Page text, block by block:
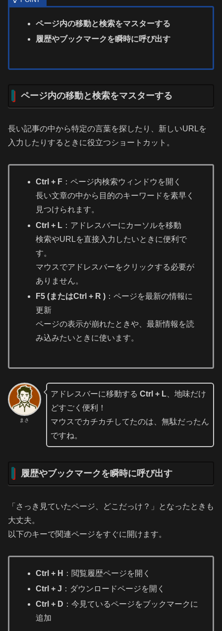
ページ内の移動と検索をマスターする
履歴やブックマークを瞬時に呼び出す
ページ内の移動と検索をマスターする
長い記事の中から特定の言葉を探したり、新しいURLを
入力したりするときに役立つショートカット。
Ctrl + F ：ページ内検索ウィンドウを開く
長い文章の中から目的のキーワードを素早く
見つけられます。
Ctrl + L ：アドレスバーにカーソルを移動
検索やURLを直接入力したいときに便利で
す。
マウスでアドレスバーをクリックする必要が
ありません。
F5 (またはCtrl + R ) ：ページを最新の情報に
更新
ページの表示が崩れたときや、最新情報を読
み込みたいときに使います。
まさ
アドレスバーに移動する Ctrl + L、地味だけ
どすごく便利！
マウスでカチカチしてたのは、無駄だったん
ですね。
履歴やブックマークを瞬時に呼び出す
「さっき見ていたページ、どこだっけ？」となったときも
大丈夫。
以下のキーで関連ページをすぐに開けます。
Ctrl + H ：閲覧履歴ページを開く
Ctrl + J ：ダウンロードページを開く
Ctrl + D ：今見ているページをブックマークに
追加